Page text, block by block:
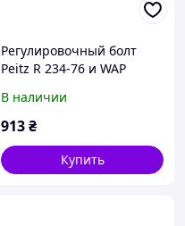
Регулировочный болт
Peitz R 234-76 и WAP
В наличии
913₴
Купить